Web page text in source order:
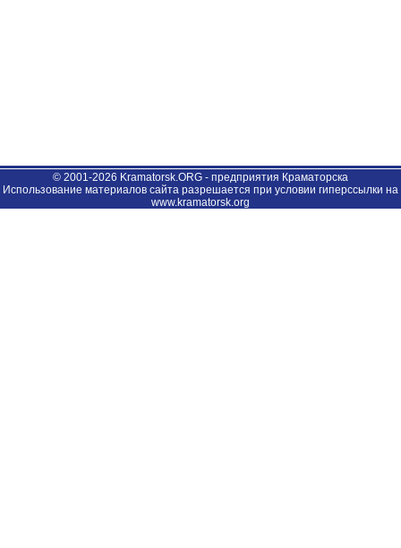
© 2001-2026 Kramatorsk.ORG - предприятия Краматорска
Использование материалов сайта разрешается при условии гиперссылки на
www.kramatorsk.org